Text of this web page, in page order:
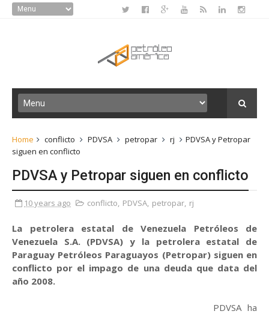
Home conflicto PDVSA petropar rj
PDVSA y Petropar
siguen en conflicto
PDVSA y Petropar siguen en conflicto
10 years ago conflicto, PDVSA, petropar, rj
La petrolera estatal de Venezuela Petróleos de
Venezuela S.A. (PDVSA) y la petrolera estatal de
Paraguay Petróleos Paraguayos (Petropar) siguen en
conflicto por el impago de una deuda que data del
año 2008.
PDVSA ha